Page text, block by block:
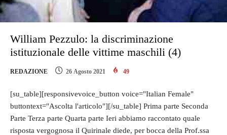
William Pezzulo: la discriminazione
istituzionale delle vittime maschili (4)
REDAZIONE 26 Agosto 2021 49
[su_table][responsivevoice_button voice="Italian Female"
buttontext="Ascolta l'articolo"][/su_table] Prima parte Seconda
Parte Terza parte Quarta parte Ieri abbiamo raccontato quale
risposta vergognosa il Quirinale diede, per bocca della Prof.ssa